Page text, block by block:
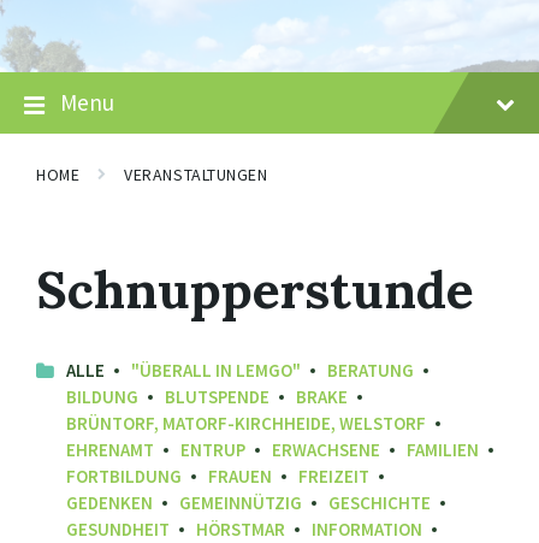
Skip
to
content
Skip
to
main
navigation
Skip
to
footer
Menu
HOME VERANSTALTUNGEN
Schnupperstunde
ALLE "ÜBERALL IN LEMGO"
BERATUNG
BILDUNG
BLUTSPENDE
BRAKE
BRÜNTORF, MATORF-KIRCHHEIDE, WELSTORF
EHRENAMT
ENTRUP ERWACHSENE
FAMILIEN
FORTBILDUNG
FRAUEN
FREIZEIT
GEDENKEN
GEMEINNÜTZIG
GESCHICHTE
GESUNDHEIT
HÖRSTMAR
INFORMATION